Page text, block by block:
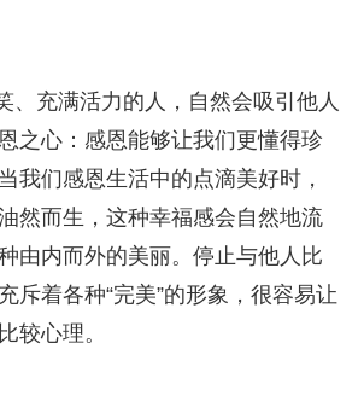
、充满活力的人，自然会吸引他人
之心：感恩能够让我们更懂得珍
我们感恩生活中的点滴美好时，
然而生，这种幸福感会自然地流
由内而外的美丽。停止与他人比
斥着各种“完美”的形象，很容易让
较心理。